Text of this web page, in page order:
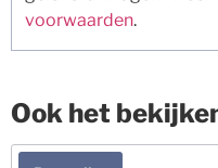
voorwaarden.
Ook het